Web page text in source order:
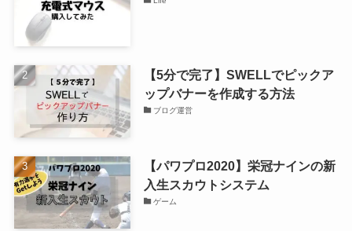
【5分で完了】SWELLでピックア
ップバナーを作成する方法
ブログ運営
【パワプロ2020】栄冠ナインの新
入生スカウトシステム
ゲーム